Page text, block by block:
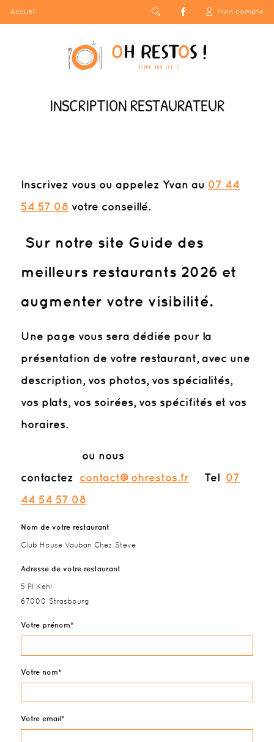
Accueil Mon compte
INSCRIPTION RESTAURATEUR
Inscrivez vous ou appelez Yvan au 07 44
54 57 08 votre conseillé.
Sur notre site Guide des
meilleurs restaurants 2026 et
augmenter votre visibilité.
Une page vous sera dédiée pour la
présentation de votre restaurant, avec une
description, vos photos, vos spécialités,
vos plats, vos soirées, vos spécifités et vos
horaires.
ou nous
contactez contact@ohrestos.fr Tel 07
44 54 57 08
Nom de votre restaurant
Club House Vauban Chez Steve
Adresse de votre restaurant
5 Pl Kehl
67000 Strasbourg
Votre prénom
Votre nom
Votre email